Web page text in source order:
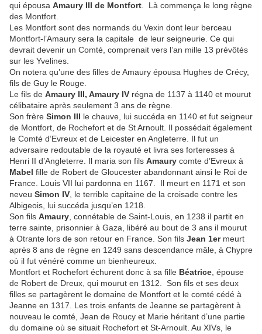
qui épousa Amaury III de Montfort . Là commença le long règne
des Montfort.
Les Montfort sont des normands du Vexin dont leur berceau
Montfort-l’Amaury sera la capitale de leur seigneurie. Ce qui
devrait devenir un Comté, comprenait vers l’an mille 13 prévôtés
sur les Yvelines.
On notera qu’une des filles de Amaury épousa Hughes de Crécy,
fils de Guy le Rouge.
Le fils de Amaury III, Amaury IV régna de 1137 à 1140 et mourut
célibataire après seulement 3 ans de règne.
Son frère Simon III le chauve, lui succéda en 1140 et fut seigneur
de Montfort, de Rochefort et de St Arnoult. Il possédait également
le Comté d’Evreux et de Leicester en Angleterre. Il fut un
adversaire redoutable de la royauté et livra ses forteresses à
Henri II d’Angleterre. Il maria son fils Amaury comte d’Evreux à
Mabel fille de Robert de Gloucester abandonnant ainsi le Roi de
France. Louis VII lui pardonna en 1167. Il meurt en 1171 et son
neveu Simon IV , le terrible capitaine de la croisade contre les
Albigeois, lui succéda jusqu’en 1218.
Son fils Amaury , connétable de Saint-Louis, en 1238 il partit en
terre sainte, prisonnier à Gaza, libéré au bout de 3 ans il mourut
à Otrante lors de son retour en France. Son fils Jean 1er meurt
après 8 ans de règne en 1249 sans descendance mâle, à Chypre
où il fut vénéré comme un bienheureux.
Montfort et Rochefort échurent donc à sa fille Béatrice , épouse
de Robert de Dreux, qui mourut en 1312. Son fils et ses deux
filles se partagèrent le domaine de Montfort et le comté cédé à
Jeanne en 1317. Les trois enfants de Jeanne se partagèrent à
nouveau le comté, Jean de Roucy et Marie héritant d’une partie
du domaine où se situait Rochefort et St-Arnoult. Au XIVs, le